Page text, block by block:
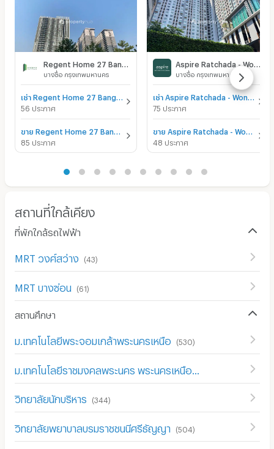
บางซื่อ กรุงเทพมหานคร
เช่า Regent Home 27 Bangson
56 ประกาศ
85 ประกาศ
บางซื่อ กรุงเทพมหานคร
75 ประกาศ
48 ประกาศ
สถานที่ใกล้เคียง
ที่พักใกล้รถไฟฟ้า
MRT วงศ์สว่าง (43)
MRT บางซ่อน (61)
สถานศึกษา
ม.เทคโนโลยีพระจอมเกล้าพระนครเหนือ (530)
วิทยาลัยนักบริหาร (344 )
วิทยาลัยพยาบาลบรมราชชนนีศรีธัญญา (504 )